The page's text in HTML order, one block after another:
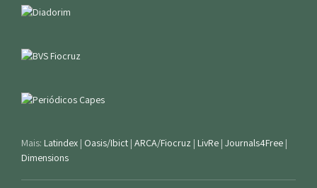
Mais: Latindex | Oasis/Ibict | ARCA/Fiocruz | LivRe | Journals4Free |
Dimensions